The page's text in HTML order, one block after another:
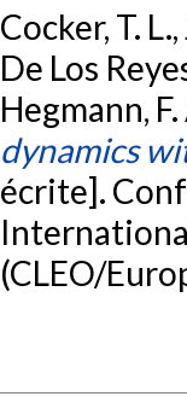
Cocker, T.
De Los
Hegmann,
dynamics
écrite].
(CLEO/